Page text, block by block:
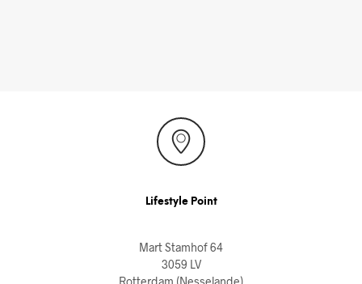
Lifestyle Point
Mart Stamhof 64
3059 LV
Rotterdam (Nesselande)